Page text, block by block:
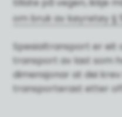
om bruk av køyretøy §
Spesialtransport er
transport av last som
dimensjonar at dei
transporterast etter